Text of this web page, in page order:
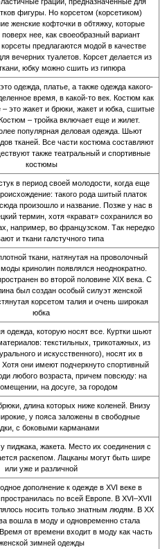
фигуры. Но корсетом (корсетиком)
женские кофточки в обтяжку, которые
нее, как своеобразный вариант
предлагаются модой в качестве
вечерних туалетов. Корсет делается из
юбку можно сшить из гипюра
одежда, платье, а также одежда какого-
время, в какой-то век. Костюм как
– это жакет и брюки, жакет и юбка, сшитые
– тройка включает еще и жилет.
популярная деловая одежда. Шьют
тканей. Все части костюма составляют
также театральный и спортивные
костюмы
в период своей молодости, когда еще
такого рода шитый платок
произошло и название. Позже у нас в
термин, хотя «крават» сохранился во
например, во французском. Так нередко
и ткани галстучного типа
ткани, натянутая на проволочный
кринолин появлялся неоднократно.
во второй половине XIX века. С
был создан особый силуэт женской
корсетом талия и очень широкая
юбка
одежда, которую носят все. Куртки шьют
текстильных, трикотажных, из
и искусственного), носят их в
они имеют подчеркнуто спортивный
любого возраста, причем повсюду: на
на досуге, за городом
длина которых ниже коленей. Внизу
у пояса заложены в свободные
с боковыми карманами
пиджака, жакета. Место их соединения с
раскепом. Лацканы могут быть шире
или уже и различной
дополнение к одежде в XVI веке в
по всей Европе. В XVI–XVII
носить только знатным людям. В XX
вошла в моду и одновременно стала
от времени входит в моду как часть
зимней одежды